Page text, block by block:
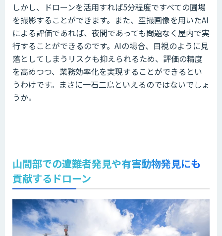
しかし、ドローンを活用すれば5分程度ですべての圃場
を撮影することができます。また、空撮画像を用いたAI
による評価であれば、夜間であっても問題なく屋内で実
行することができるのです。AIの場合、目視のように見
落としてしまうリスクも抑えられるため、評価の精度
を高めつつ、業務効率化を実現することができるとい
うわけです。まさに一石二鳥といえるのではないでしょ
うか。
山間部での遭難者発見や有害動物発見にも
貢献するドローン